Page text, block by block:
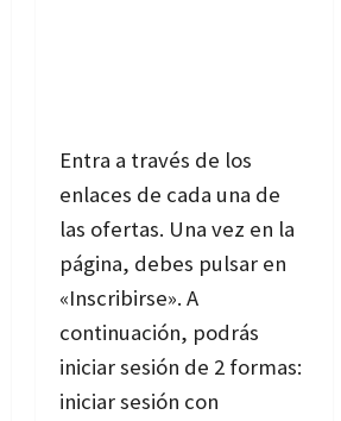
Entra a través de los
enlaces de cada una de
las ofertas. Una vez en la
página, debes pulsar en
«Inscribirse». A
continuación, podrás
iniciar sesión de 2 formas:
iniciar sesión con